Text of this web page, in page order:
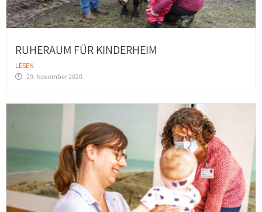
RUHERAUM FÜR KINDERHEIM
LESEN
29. November 2020